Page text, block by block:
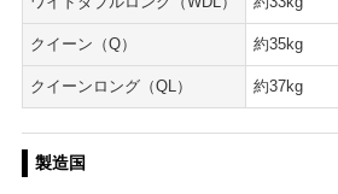
クイーン（Q） 約35kg
クイーンロング（QL） 約37kg
製造国